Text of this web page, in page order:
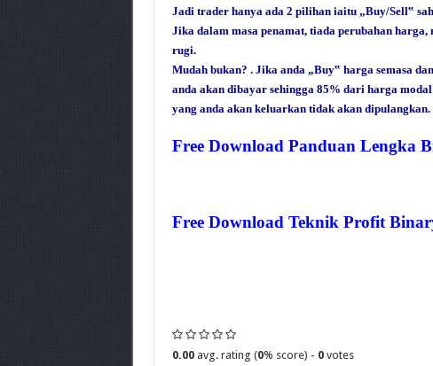
Jadi trader hanya ada 2 pilihan iaitu „Buy/Sell‟
Jika dalam masa penamat, tiada perubahan
rugi.
Mudah bukan? . Jika anda „Buy‟ harga semasa
anda akan dibayar sehingga 85% dari harga
yang anda akan keluarkan tidak akan dipulangkan.
Free Download Panduan Lengka
Free Download Teknik Profit
0.00avg. rating (0% score) - 0votes